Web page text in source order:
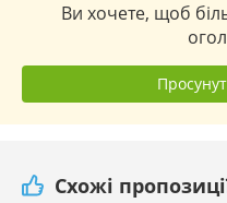
Ви хочете, щоб
Схожі